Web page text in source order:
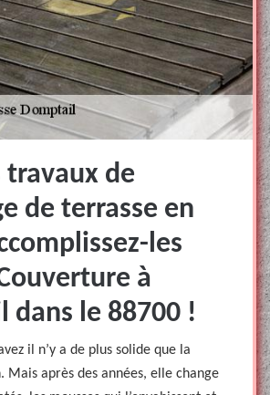
travaux de
de terrasse en
les
à
dans le 88700 !
il n’y a de plus solide que la
Mais après des années, elle change